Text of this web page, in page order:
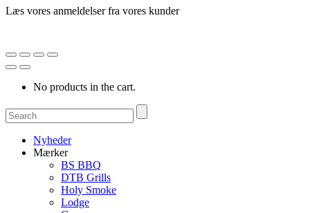
Læs vores anmeldelser fra vores kunder
No products in the cart.
Nyheder
Mærker
BS BBQ
DTB Grills
Holy Smoke
Lodge